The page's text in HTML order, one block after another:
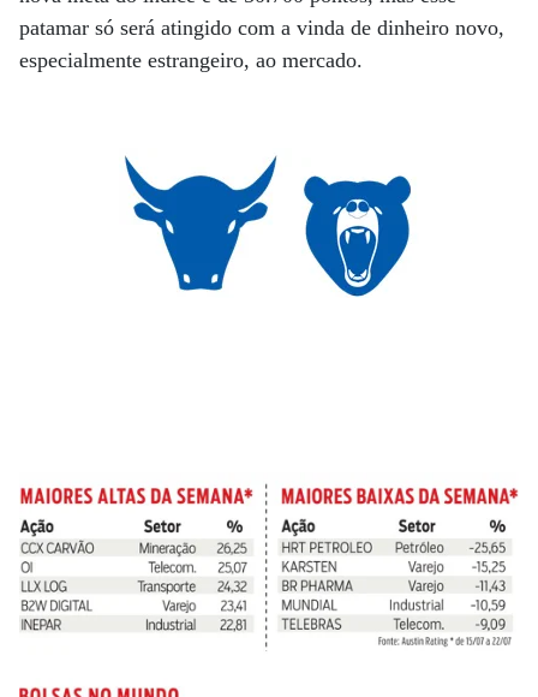
patamar só será atingido com a vinda de dinheiro novo,
especialmente estrangeiro, ao mercado.